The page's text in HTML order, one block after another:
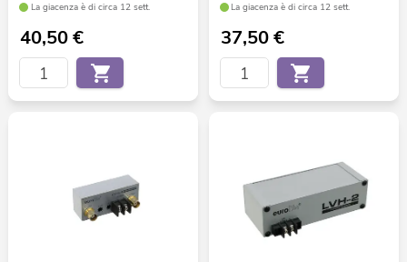
La giacenza è di circa 12 sett.
40,50€
La giacenza è di circa 12 sett.
37,50€